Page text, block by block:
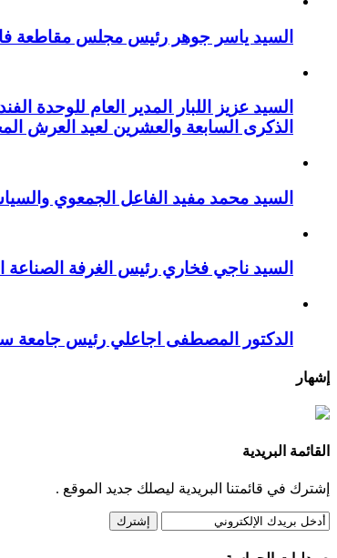
السيد ياسر جوهر رئيس مجلس مقاطعة فاس المدينة
السيد عزيز اللبار المدير العام للوحدة
الذكرى السابعة والعشرين لعيد العرش
السيد محمد مفيد الفاعل الجمعوي والسياسي بفاس
السيد ناجي فخاري رئيس الغرفة الصناعة
الدكتور المصطفى اجاعلي رئيس جامعة
إشهار
القائمة البريدية
إشترك في قائمتنا البريدية ليصلك جديد الموقع .